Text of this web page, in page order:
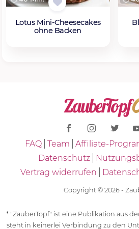
Lotus Mini-Cheesecakes
ohne Backen
FAQ Team Affiliate-
Datenschutz
Vertrag widerrufen
Copyright © 2026 -
* "ZauberTopf" ist eine Publikation aus
steht in keinerlei Verbindung zu den